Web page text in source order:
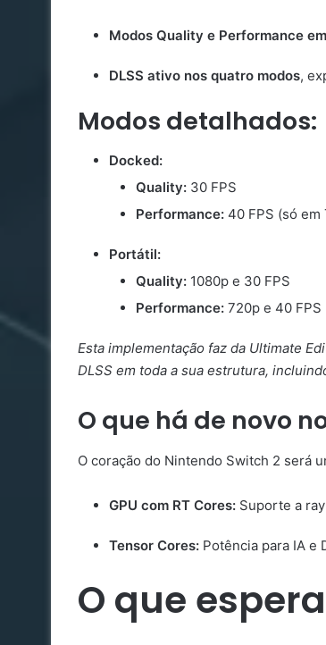
Modos Quality e Performance
DLSS ativo nos quatro modos,
Modos detalhados:
Docked:
Quality: 30 FPS
Performance: 40 FPS (só em
Portátil:
Quality: 1080p e 30 FPS
Performance: 720p e 40 FPS
Esta implementação faz da Ultimate
DLSS em toda a sua estrutura,
O que há de novo
O coração do Nintendo Switch 2 será
GPU com RT Cores: Suporte a
Tensor Cores: Potência para IA e
O que